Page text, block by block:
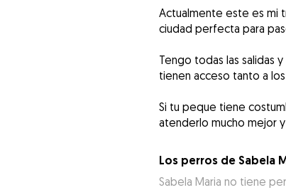
Actualmente este es mi
ciudad perfecta para
Tengo todas las salidas
tienen acceso tanto a
Si tu peque tiene
atenderlo mucho mejor
Los perros de Sabela
Sabela Maria no tiene